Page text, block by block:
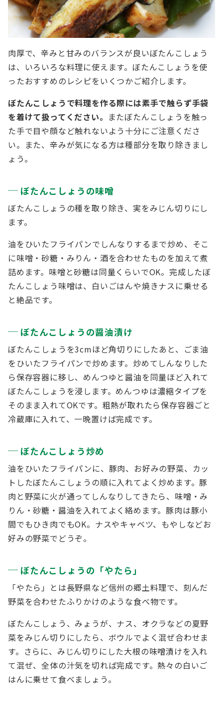
肉厚で、辛みと甘みのバランスが良いぼたんこしょう
は、いろいろな料理に使えます。ぼたんこしょうを使
ったおすすめのレシピをいくつかご紹介します。
ぼたんこしょうで料理を作る際には素手で触らず手袋
を着けて扱ってください。 またぼたんこしょうを触っ
た手で目や顔など触れないよう十分にご注意くださ
い。また、辛みが気になる方は種部分を取り除きまし
ょう。
ぼたんこしょうの味噌
ぼたんこしょうの種を取り除き、実をみじん切りにし
ます。
油をひいたフライパンでしんなりするまで炒め、そこ
に味噌・砂糖・みりん・酒を合わせたものを加えて煮
詰めます。味噌と砂糖は同量くらいでOK。完成したぼ
たんこしょう味噌は、白いごはんや焼きナスに乗せる
と絶品です。
ぼたんこしょうの醤油漬け
ぼたんこしょうを3cmほど角切りにしたあと、ごま油
をひいたフライパンで炒めます。炒めてしんなりした
ら保存容器に移し、めんつゆと醤油を同量ほど入れて
ぼたんこしょうを浸します。めんつゆは濃縮タイプを
そのまま入れてOKです。粗熱が取れたら保存容器ごと
冷蔵庫に入れて、一晩置けば完成です。
ぼたんこしょう炒め
油をひいたフライパンに、豚肉、お好みの野菜、カッ
トしたぼたんこしょうの順に入れてよく炒めます。豚
肉と野菜に火が通ってしんなりしてきたら、味噌・み
りん・砂糖・醤油を入れてよく絡めます。豚肉は豚小
間でもひき肉でもOK。ナスやキャベツ、もやしなどお
好みの野菜でどうぞ。
ぼたんこしょうの「やたら」
「やたら」とは長野県など信州の郷土料理で、刻んだ
野菜を合わせたふりかけのような食べ物です。
ぼたんこしょう、みょうが、ナス、オクラなどの夏野
菜をみじん切りにしたら、ボウルでよく混ぜ合わせま
す。さらに、みじん切りにした大根の味噌漬けを入れ
て混ぜ、全体の汁気を切れば完成です。熱々の白いご
はんに乗せて食べましょう。